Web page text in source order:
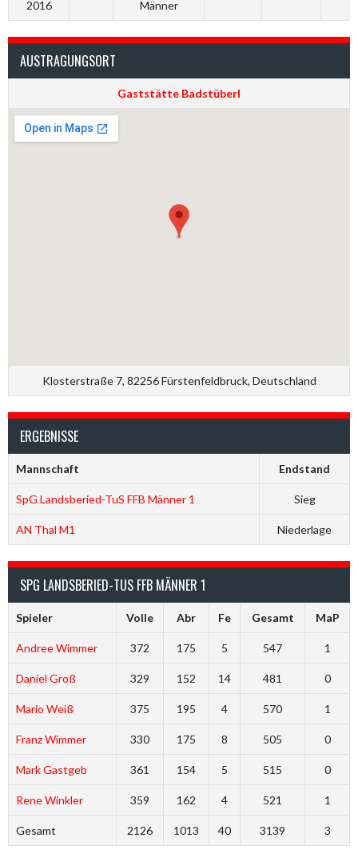
2016
Männer
AUSTRAGUNGSORT
Gaststätte Badstüberl
Klosterstraße 7, 82256 Fürstenfeldbruck, Deutschland
ERGEBNISSE
Mannschaft Endstand
SpG Landsberied-TuS FFB Männer 1 Sieg
AN Thal M1 Niederlage
SPG LANDSBERIED-TUS FFB MÄNNER 1
Spieler Volle Abr Fe Gesamt MaP
Andree Wimmer 372 175 5 547 1
Daniel Groß 329 152 14 481 0
Mario Weiß 375 195 4 570 1
Franz Wimmer 330 175 8 505 0
Mark Gastgeb 361 154 5 515 0
Rene Winkler 359 162 4 521 1
Gesamt 2126 1013 40 3139 3